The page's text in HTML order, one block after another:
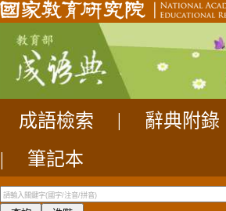
成語檢索 辭典附錄
|
筆記本